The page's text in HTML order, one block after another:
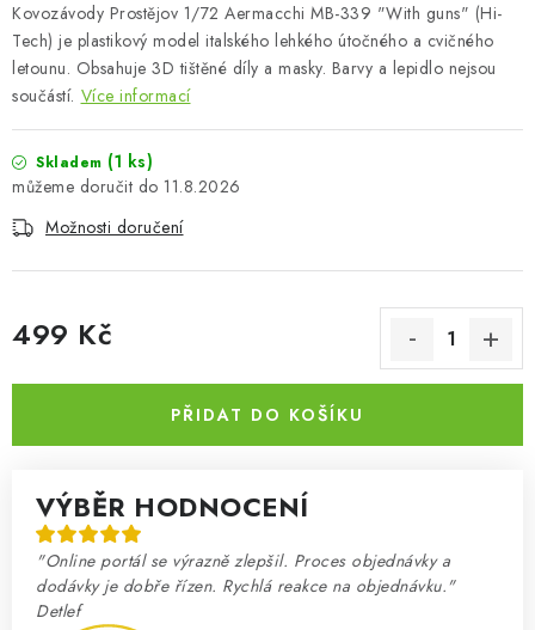
O nás Moje objednávka Kontakty
Doprava a platba
Obchodní podmínky
Podmínky ochrany osobních údajů
Reklamační řád
Velkoobchod (B2B)
FAQ
Výstavy 2026
Kovozávody Prostějov 1/72 Aermacchi MB-339 "With guns" (Hi-
Tech) je plastikový model italského lehkého útočného a cvičného
letounu. Obsahuje 3D tištěné díly a masky. Barvy a lepidlo nejsou
součástí. Více informací
Skladem (1 ks)
11.8.2026
Možnosti doručení
499 Kč
PŘIDAT DO KOŠÍKU
VÝBĚR HODNOCENÍ
"Online portál se výrazně zlepšil. Proces objednávky a
dodávky je dobře řízen. Rychlá reakce na objednávku."
Detlef